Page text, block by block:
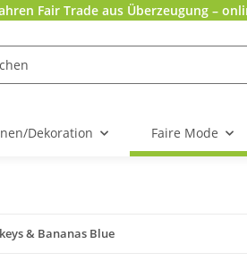
Fair Trade aus Überzeugung –
Dekoration Faire Mode
& Bananas Blue